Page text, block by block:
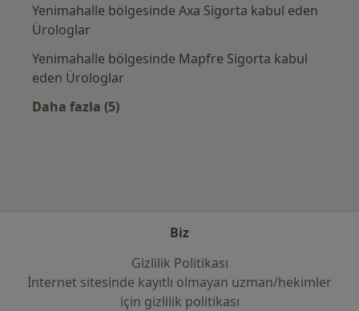
Yenimahalle bölgesinde Axa Sigorta kabul eden
Ürologlar
Yenimahalle bölgesinde Mapfre Sigorta kabul
eden Ürologlar
Daha fazla (5)
Biz
Gizlilik Politikası
İnternet sitesinde kayıtlı olmayan uzman/hekimler
i̇çin gizlilik politikası